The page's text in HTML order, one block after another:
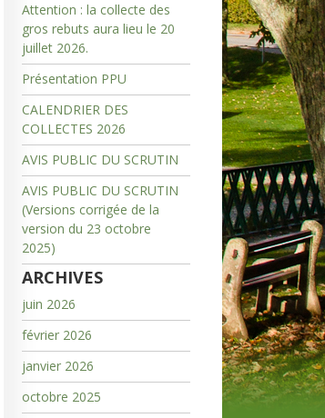
Attention : la collecte des
gros rebuts aura lieu le 20
juillet 2026.
Présentation PPU
CALENDRIER DES
COLLECTES 2026
AVIS PUBLIC DU SCRUTIN
AVIS PUBLIC DU SCRUTIN
(Versions corrigée de la
version du 23 octobre
2025)
ARCHIVES
juin 2026
février 2026
janvier 2026
octobre 2025